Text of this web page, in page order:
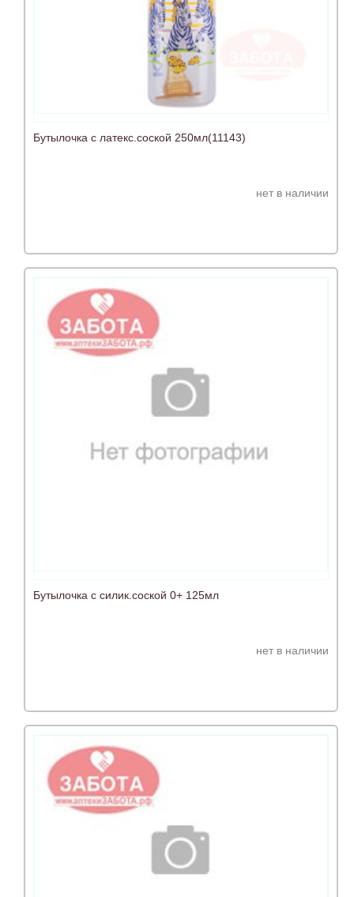
Бутылочка с латекс.соской 250мл(11143)
нет в наличии
Бутылочка с силик.соской 0+ 125мл
нет в наличии